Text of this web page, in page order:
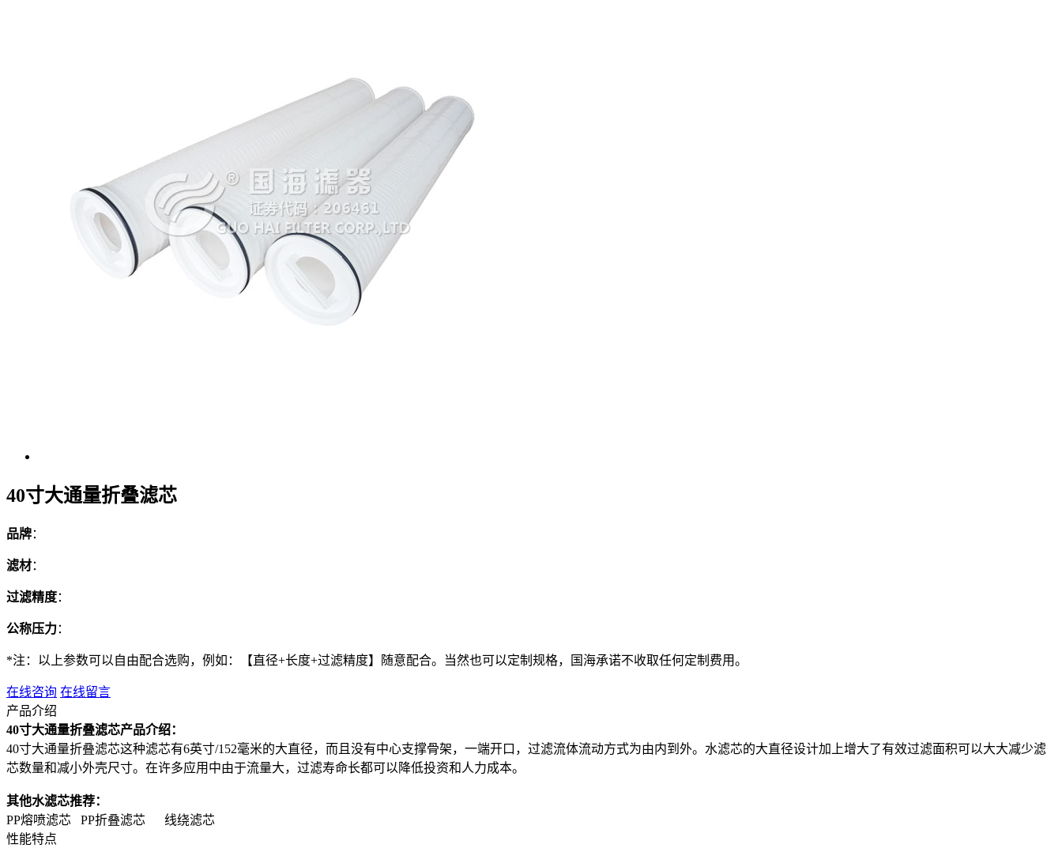
40寸大通量折叠滤芯
品牌：
滤材：
过滤精度：
公称压力：
*注：以上参数可以自由配合选购，例如：【直径+长度+过滤精度】随意配合。当然也可以定制规格，国海承诺不收取任何定制费用。
在线咨询 在线留言
产品介绍
40寸大通量折叠滤芯产品介绍：
40寸大通量折叠滤芯这种滤芯有6英寸/152毫米的大直径，而且没有中心支撑骨架，一端开口，过滤流体流动方式为由内到外。水滤芯的大直径设计加上增大了有效过滤面积可以大大减少滤
芯数量和减小外壳尺寸。在许多应用中由于流量大，过滤寿命长都可以降低投资和人力成本。
其他水滤芯推荐：
PP熔喷滤芯 PP折叠滤芯 线绕滤芯
性能特点